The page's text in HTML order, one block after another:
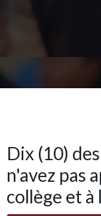
Dix (10)
n'avez pas
collège et